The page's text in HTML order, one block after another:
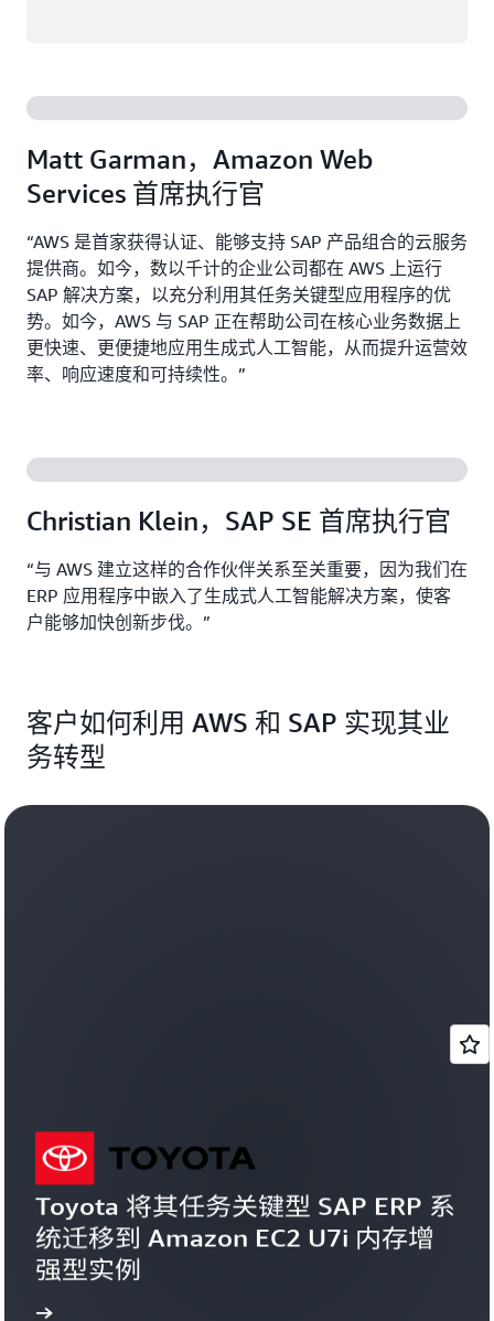
Matt Garman，Amazon Web
Services 首席执行官
“AWS 是首家获得认证、能够支持 SAP 产品组合的云服务
提供商。如今，数以千计的企业公司都在 AWS 上运行
SAP 解决方案，以充分利用其任务关键型应用程序的优
势。如今，AWS 与 SAP 正在帮助公司在核心业务数据上
更快速、更便捷地应用生成式人工智能，从而提升运营效
率、响应速度和可持续性。”
Christian Klein，SAP SE 首席执行官
“与 AWS 建立这样的合作伙伴关系至关重要，因为我们在
ERP 应用程序中嵌入了生成式人工智能解决方案，使客
户能够加快创新步伐。”
客户如何利用 AWS 和 SAP 实现其业
务转型
Toyota 将其任务关键型 SAP ERP 系
统迁移到 Amazon EC2 U7i 内存增
强型实例